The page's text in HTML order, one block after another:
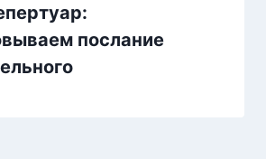
послание